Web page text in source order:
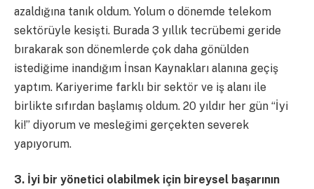
azaldığına tanık oldum. Yolum o dönemde telekom
sektörüyle kesişti. Burada 3 yıllık tecrübemi geride
bırakarak son dönemlerde çok daha gönülden
istediğime inandığım İnsan Kaynakları alanına geçiş
yaptım. Kariyerime farklı bir sektör ve iş alanı ile
birlikte sıfırdan başlamış oldum. 20 yıldır her gün “İyi
ki!” diyorum ve mesleğimi gerçekten severek
yapıyorum.
3. İyi bir yönetici olabilmek için bireysel başarının